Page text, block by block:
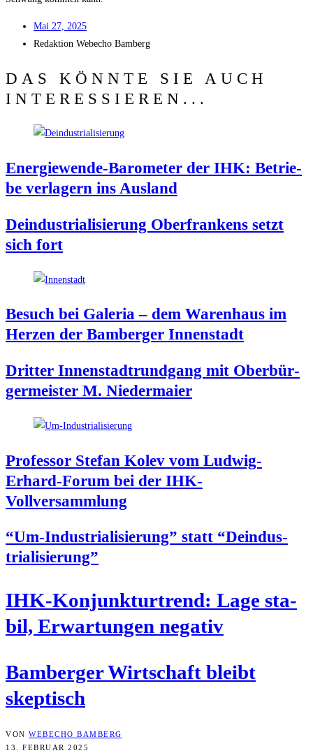
Mai 27, 2025
Redak­ti­on Web­echo Bamberg
DAS KÖNNTE SIE AUCH
INTERESSIEREN...
Ener­gie­wen­de-Baro­me­ter der IHK: Betrie­
be ver­la­gern ins Ausland
Deindus­tria­li­sie­rung Ober­fran­kens setzt
sich fort
Besuch bei Gale­ria – dem Waren­haus im
Her­zen der Bam­ber­ger Innenstadt
Drit­ter Innen­stadt­rund­gang mit Ober­bür­
ger­meis­ter M. Niedermaier
Pro­fes­sor Ste­fan Kolev vom Lud­wig-
Erhard-Forum bei der IHK-
Vollversammlung
“Um-Indus­tria­li­sie­rung” statt “Deindus­
tria­li­sie­rung”
IHK-Kon­junk­tur­trend: Lage sta­
bil, Erwar­tun­gen negativ
Bam­ber­ger Wirt­schaft bleibt
skeptisch
VON WEBECHO BAMBERG
13. FEBRUAR 2025